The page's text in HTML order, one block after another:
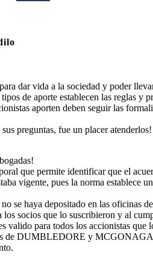
dar vida a la sociedad y poder
de aporte establecen las reglas y
aporten deben seguir las
preguntas, fue un placer atenderlos!
que permite identificar que el
vigente, pues la norma establece un
se haya depositado en las oficinas
los socios que lo suscribieron y al
valido para todos los accionistas que
de DUMBLEDORE y